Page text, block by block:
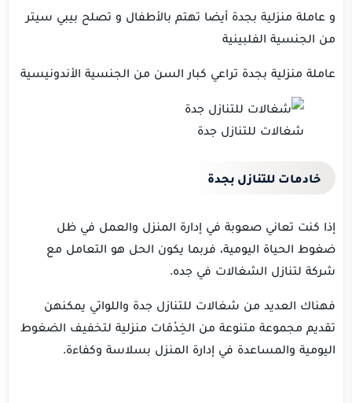
و عاملة منزلية بجدة أيضا تهتم بالأطفال و تصلح بيبي سيتر
من الجنسية الفلبينية
عاملة منزلية بجدة تراعي كبار السن من الجنسية الأندونيسية
شغالات للتنازل جدة
خادمات للتنازل بجدة
إذا كنت تعاني صعوبة في إدارة المنزل والعمل في ظل
ضغوط الحياة اليومية، فربما يكون الحل هو التعامل مع
شركة لتنازل الشغالات في جده.
فهناك العديد من شغالات للتنازل جدة واللواتي يمكنهن
تقديم مجموعة متنوعة من الخِدْمَات منزلية لتخفيف الضغوط
اليومية والمساعدة في إدارة المنزل بسلاسة وكفاءة.